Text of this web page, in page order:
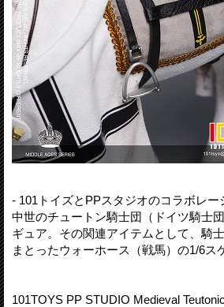
- 101トイズとPPスタジオのコラボレー
中世のチュートン騎士団（ドイツ騎士
ギュア。その関連アイテムとして、騎
まとったウォーホース（戦馬）の1/6ス
101TOYS PP STUDIO Medieval